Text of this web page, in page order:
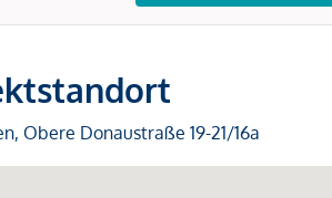
Obere Donaustraße 19-21/16a